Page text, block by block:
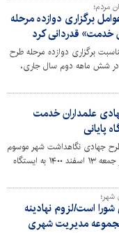
مردم؛
برگزاری دوازده مرحله
خدمت» قدردانی کرد
برگزاری دوازده مرحله طرح
شش ماهه دوم سال جاری،
و حمایت های رئیس و اعضاء
دریغ دست اندرکاران و حوزه
کرد. علمداران خدمت
پایانی
جهادی نگاهداشت شهر موسوم
به «علمداران خدمت» امروز جمعه ۱۳ اسفند ۱۴۰۰ به ایستگاه
آن حاشیه اتوبان تهران -
شد.
شهر؛
است/لزوم نهادینه
مدیریت شهری